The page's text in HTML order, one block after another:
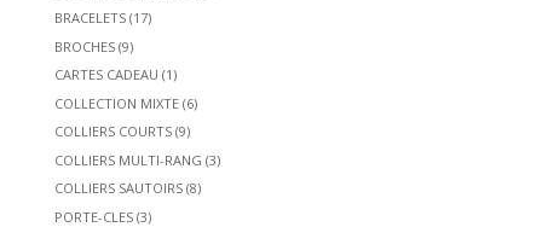
BRACELETS (17)
BROCHES (9)
CARTES CADEAU (1)
COLLECTION MIXTE (6)
COLLIERS COURTS (9)
COLLIERS MULTI-RANG (3)
COLLIERS SAUTOIRS (8)
PORTE-CLES (3)